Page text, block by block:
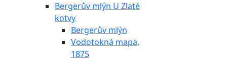
Bergerův mlýn U Zlaté
kotvy
Bergerův mlýn
Vodotokná mapa,
1875